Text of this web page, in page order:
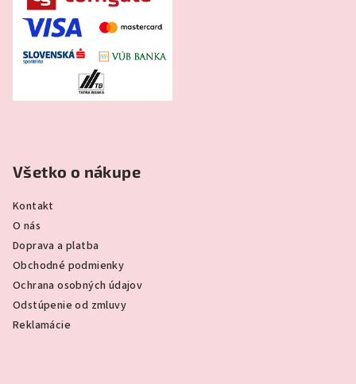
Všetko o nákupe
Kontakt
O nás
Doprava a platba
Obchodné podmienky
Ochrana osobných údajov
Odstúpenie od zmluvy
Reklamácie